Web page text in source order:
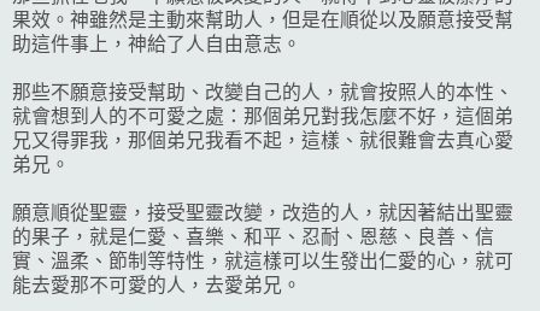
果效。神雖然是主動來幫助人，但是在順從以及願意接受幫
助這件事上，神給了人自由意志。
那些不願意接受幫助、改變自己的人，就會按照人的本性、
就會想到人的不可愛之處：那個弟兄對我怎麼不好，這個弟
兄又得罪我，那個弟兄我看不起，這樣、就很難會去真心愛
弟兄。
願意順從聖靈，接受聖靈改變，改造的人，就因著結出聖靈
的果子，就是仁愛、喜樂、和平、忍耐、恩慈、良善、信
實、溫柔、節制等特性，就這樣可以生發出仁愛的心，就可
能去愛那不可愛的人，去愛弟兄。